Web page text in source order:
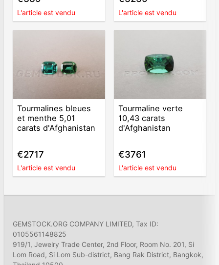
L'article est vendu L'article est vendu
Tourmalines bleues
et menthe 5,01
carats d'Afghanistan
€2717
L'article est vendu
Tourmaline verte
10,43 carats
d'Afghanistan
€3761
L'article est vendu
GEMSTOCK.ORG COMPANY LIMITED, Tax ID:
0105561148825
919/1, Jewelry Trade Center, 2nd Floor, Room No. 201, Si
Lom Road, Si Lom Sub-district, Bang Rak District, Bangkok,